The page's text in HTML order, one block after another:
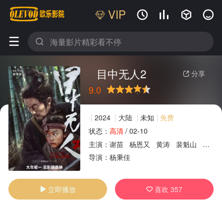
VIP    
 
 分享
目中无人2
9.0
很差较差还行推荐力荐
2024 大陆 未知
免费
状态： 高清/ 02-10
主演： 谢苗 杨恩又 黄涛 裴魁山
班玛
导演： 杨秉佳
 立即播放  喜欢357